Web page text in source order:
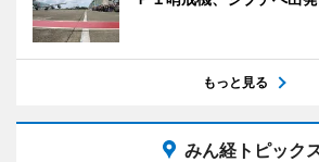
もっと見る
みん経トピック